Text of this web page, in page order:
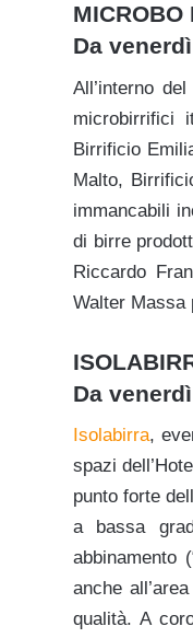
MICROBO
Da
All’interno
microbirrifici
Birrificio
Malto,
immancabili
di birre
Riccardo
Walter Massa
Da
Isolabirra,
spazi
punto forte
a bassa
abbinamento
anche
qualità. A